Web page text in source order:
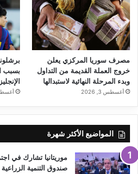
مصرف سوريا المركزي يعلن
خروج العملة القديمة من التداول
وبدء المرحلة النهائية لاستبدالها
أغسطس 3, 2026
بسبب
أغسطس 3,
المواضيع الأكثر شهرة
موريتانيا تشارك في
صندوق التنمية